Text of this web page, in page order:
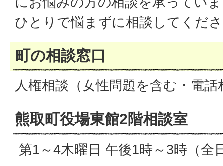
ひとりで悩まずに相談してくだ
町の相談窓口
人権相談（女性問題を含む・電話
熊取町役場東館2階相談室
第1～4木曜日 午後1時～3時（全